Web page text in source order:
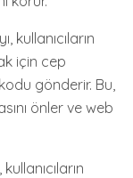
kullanıcıların
için cep
gönderir. Bu,
önler ve web